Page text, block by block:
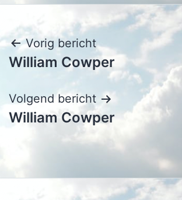
Bericht
navigatie
Vorig bericht
William Cowper
Volgend bericht
William Cowper